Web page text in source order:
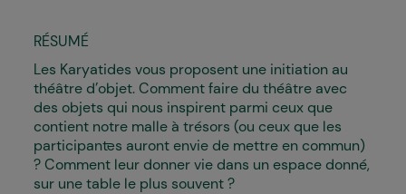
RÉSUMÉ
Les Karyatides vous proposent une initiation au
théâtre d’objet. Comment faire du théâtre avec
des objets qui nous inspirent parmi ceux que
contient notre malle à trésors (ou ceux que les
participant·es auront envie de mettre en commun)
? Comment leur donner vie dans un espace donné,
sur une table le plus souvent ?